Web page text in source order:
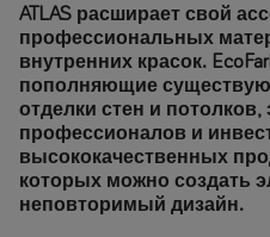
ATLAS расширает свой
профессиональных
внутренних красок.
пополняющие
отделки стен и потолков,
профессионалов и
высококачественных
которых можно создать
неповторимый дизайн.